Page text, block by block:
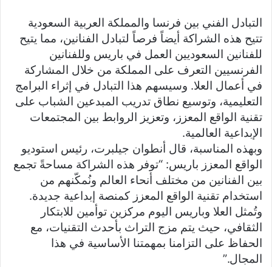
التبادل الفني بين فرنسا والمملكة العربية السعودية
تتيح هذه الشراكة أيضاً فرصاً لتبادل الفنانين، مما يتيح
للفنانين السعوديين العمل في باريس وللفنانين
الفرنسيين التعرف على المملكة من خلال المشاركة
في أعمال العلا. وسيسهم هذا التبادل في إثراء البرامج
التعليمية، وتوسيع نطاق تدريب المبدعين الشباب على
تقنية الواقع المعزز، وتعزيز الروابط بين المجتمعات
الإبداعية العالمية.
وبهذه المناسبة، قال أنطوان جيلبرت، رئيس استوديو
الواقع المعزز باريس: “توفر هذه الشراكة مساحةً تجمع
بين الفنانين من مختلف أنحاء العالم ونُمكّنهم من
استخدام تقنية الواقع المعزز كمنصة إبداعية جديدة.
وتُمثل العلا وباريس اليوم مركزين توأمين للابتكار
الثقافي، حيث يتم مزج التراث بأحدث التقنيات، مع
الحفاظ على التزامنا بمهمتنا الأساسية في هذا
المجال.”